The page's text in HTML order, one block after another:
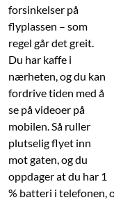
forsinkelser på
flyplassen – som
regel går det greit.
Du har kaffe i
nærheten, og du kan
fordrive tiden med å
se på videoer på
mobilen. Så ruller
plutselig flyet inn
mot gaten, og du
oppdager at du har 1
% batteri i telefonen,